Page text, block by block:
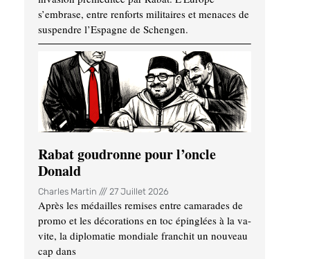
s’embrase, entre renforts militaires et menaces de
suspendre l’Espagne de Schengen.
Rabat goudronne pour l’oncle
Donald
Charles Martin 27 Juillet 2026
Après les médailles remises entre camarades de
promo et les décorations en toc épinglées à la va-
vite, la diplomatie mondiale franchit un nouveau
cap dans